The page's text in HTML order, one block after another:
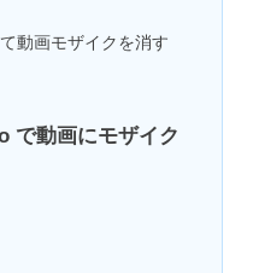
動画モザイクを消す
で動画にモザイク